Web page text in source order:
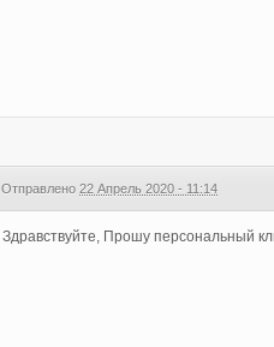
Отправлено22 Апрель 2020 - 11:14
Здравствуйте, Прошу персональный